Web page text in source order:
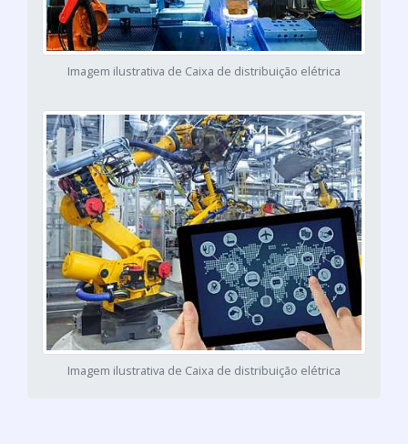
Imagem ilustrativa de Caixa de distribuição elétrica
Imagem ilustrativa de Caixa de distribuição elétrica